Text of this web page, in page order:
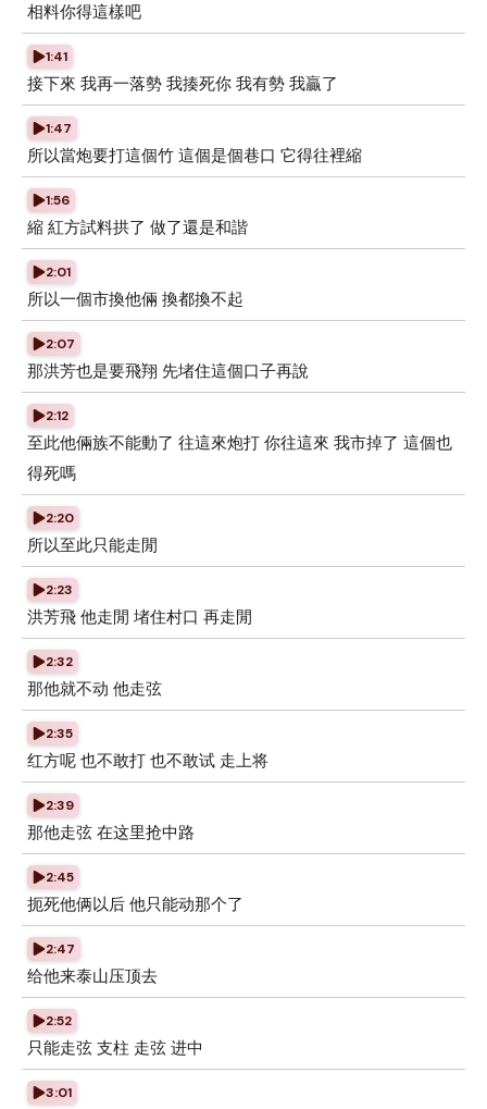
相料你得這樣吧
1:41
接下來 我再一落勢 我揍死你 我有勢 我贏了
1:47
所以當炮要打這個竹 這個是個巷口 它得往裡縮
1:56
縮 紅方試料拱了 做了還是和諧
2:01
所以一個市換他倆 換都換不起
2:07
那洪芳也是要飛翔 先堵住這個口子再說
2:12
至此他倆族不能動了 往這來炮打 你往這來 我市掉了 這個也
得死嗎
2:20
所以至此只能走閒
2:23
洪芳飛 他走閒 堵住村口 再走閒
2:32
那他就不动 他走弦
2:35
红方呢 也不敢打 也不敢试 走上将
2:39
那他走弦 在这里抢中路
2:45
扼死他俩以后 他只能动那个了
2:47
给他来泰山压顶去
2:52
只能走弦 支柱 走弦 进中
3:01